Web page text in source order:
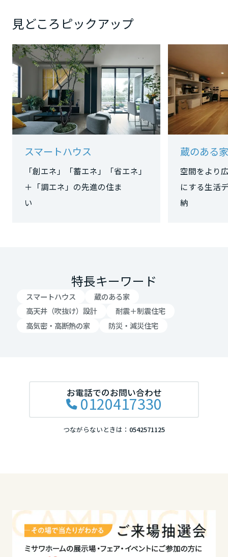
見どころピックアップ
スマートハウス
「創エネ」「蓄エネ」「省エネ」
＋「調エネ」の先進の住ま
い
蔵のある家
空間をより
にする生活
特長キーワード
スマートハウス
蔵のある家
高天井（吹抜け）設計
耐震＋制震住宅
高気密・高断熱の家
防災・減災住宅
お電話でのお問い合わせ
0120417330
つながらないときは： 0542571125
滋賀県
大阪府
奈良県
鳥取県
山口県
愛媛県